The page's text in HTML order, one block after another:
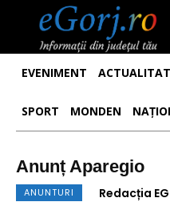
EVENIMENT
SPORT MONDEN
Anunț Aparegio
ANUNTURI
Redacția